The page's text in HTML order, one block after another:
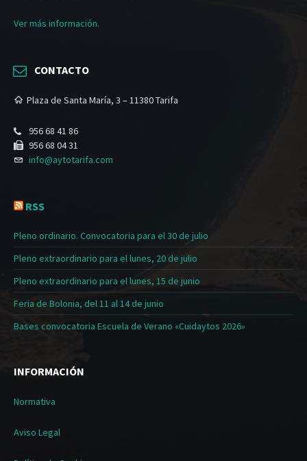
Ver más información.
CONTACTO
Plaza de Santa María, 3 – 11380 Tarifa
956 68 41 86
956 68 04 31
info@aytotarifa.com
RSS
Pleno ordinario. Convocatoria para el 30 de julio
Pleno extraordinario para el lunes, 20 de julio
Pleno extraordinario para el lunes, 15 de junio
Feria de Bolonia, del 11 al 14 de junio
Bases convocatoria Escuela de Verano «Cuidaytos 2026»
INFORMACIÓN
Normativa
Aviso Legal